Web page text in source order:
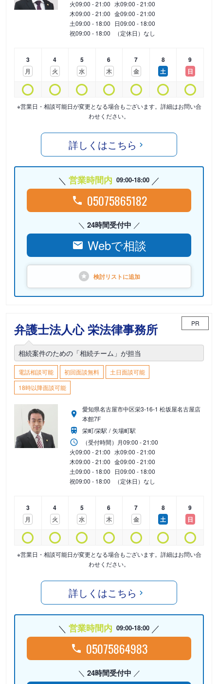
火09:00 - 21:00 水09:00 - 21:00
木09:00 - 21:00 金09:00 - 21:00
土09:00 - 18:00 日09:00 - 18:00
祝09:00 - 18:00 （定休日）なし
3
月
4
火
5
水
6
木
7
金
8
土
9
日
※営業日・相談可能日が変更となる場合もございます。詳細はお問い合
わせください。
詳しくはこちら
営業時間内 09:00-18:00
05075865182
24時間受付中
Webで相談
検討リストに追加
弁護士法人心 栄法律事務所 PR
相続案件のための「相続チーム」が担当
電話相談可能 初回面談無料
土日面談可能
18時以降面談可能
愛知県名古屋市中区栄3-16-1 松坂屋名古屋店
本館7F
栄町/栄駅
矢場町駅
（受付時間） 月09:00 - 21:00
火09:00 - 21:00 水09:00 - 21:00
木09:00 - 21:00 金09:00 - 21:00
土09:00 - 18:00 日09:00 - 18:00
祝09:00 - 18:00 （定休日）なし
3
月
4
火
5
水
6
木
7
金
8
土
9
日
※営業日・相談可能日が変更となる場合もございます。詳細はお問い合
わせください。
詳しくはこちら
営業時間内 09:00-18:00
05075864983
24時間受付中